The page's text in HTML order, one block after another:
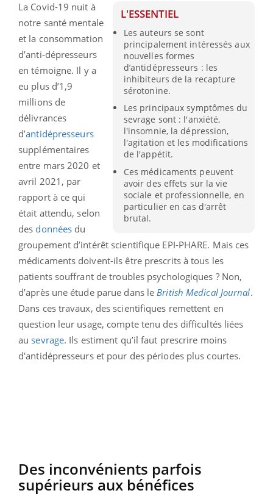
L'ESSENTIEL
Les auteurs se sont
principalement intéressés aux
nouvelles formes
d’antidépresseurs : les
inhibiteurs de la recapture
sérotonine.
Les principaux symptômes du
sevrage sont : l'anxiété,
l'insomnie, la dépression,
l'agitation et les modifications
de l'appétit.
Ces médicaments peuvent
avoir des effets sur la vie
sociale et professionnelle, en
particulier en cas d'arrêt
brutal.
La Covid-19 nuit à
notre santé mentale
et la consommation
d’anti-dépresseurs
en témoigne. Il y a
eu plus d’1,9
millions de
délivrances
d’antidépresseurs
supplémentaires
entre mars 2020 et
avril 2021, par
rapport à ce qui
était attendu, selon
des données du
groupement d’intérêt scientifique EPI-PHARE. Mais ces
médicaments doivent-ils être prescrits à tous les
patients souffrant de troubles psychologiques ? Non,
d’après une étude parue dans leBritish Medical Journal.
Dans ces travaux, des scientifiques remettent en
question leur usage, compte tenu des difficultés liées
ausevrage. Ils estiment qu’il faut prescrire moins
d'antidépresseurs et pour des périodes plus courtes.
Des inconvénients parfois
supérieurs aux bénéfices